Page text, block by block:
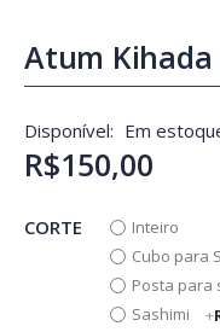
Atum Kihada
Disponível: Em
R$150,00
CORTE
Inteiro
Cubo para
Posta para
Sashimi
+